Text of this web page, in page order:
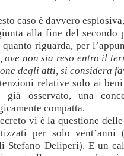
caso è davvero
alla fine del secondo
quanto riguarda, per
ove non sia reso entro il
degli atti, si considera
relative solo ai
già osservato, una
compatta.
vi è la questione
per solo
Stefano Deliperi). E un